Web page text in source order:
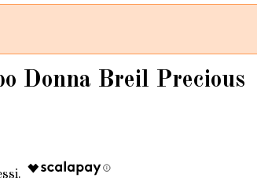
Donna Breil Precious